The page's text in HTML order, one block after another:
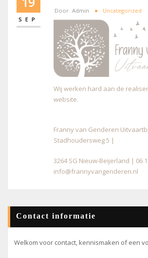
SEP
Door Admin Uncategorized
Wij werken hard aan de
website.
Franny van Genderen
Stadhoudersweg 5 |
3264 SG Nieuw-Beijerland | 06
info@frannyvangenderen.nl
Contact informatie
Welkom voor contact, kennismaken of een